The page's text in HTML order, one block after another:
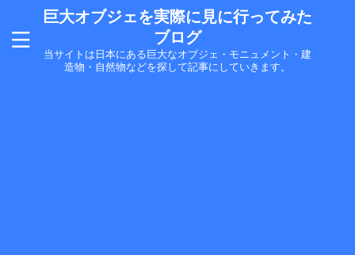
巨大オブジェを実際に見に行ってみた
ブログ
当サイトは日本にある巨大なオブジェ・モニュメント・建
造物・自然物などを探して記事にしていきます。